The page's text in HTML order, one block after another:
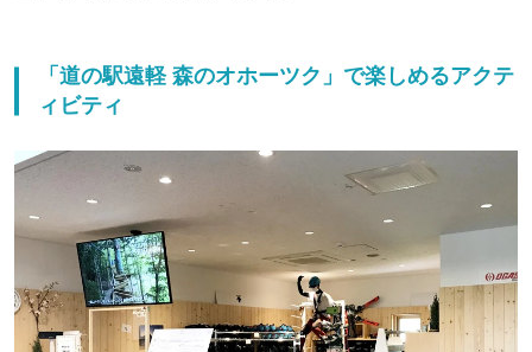
「道の駅遠軽 森のオホーツク」で楽しめるアクテ
ィビティ